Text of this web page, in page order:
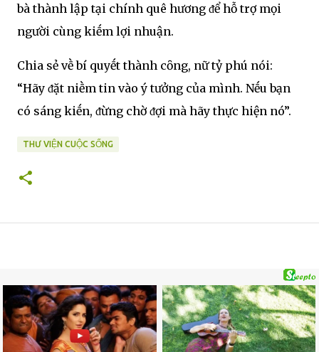
bà thành lập tại chính quê hương ᵭể hỗ trợ mọi
người cùng kiḗm lợi nhuận.
Chia sẻ vḕ bí quyḗt thành cȏng, nữ tỷ phú nói:
“Hãy ᵭặt niḕm tin vào ý tưởng của mình. Nḗu bạn
có sáng kiḗn, ᵭừng chờ ᵭợi mà hãy thực hiện nó”.
THƯ VIỆN CUỘC SỐNG